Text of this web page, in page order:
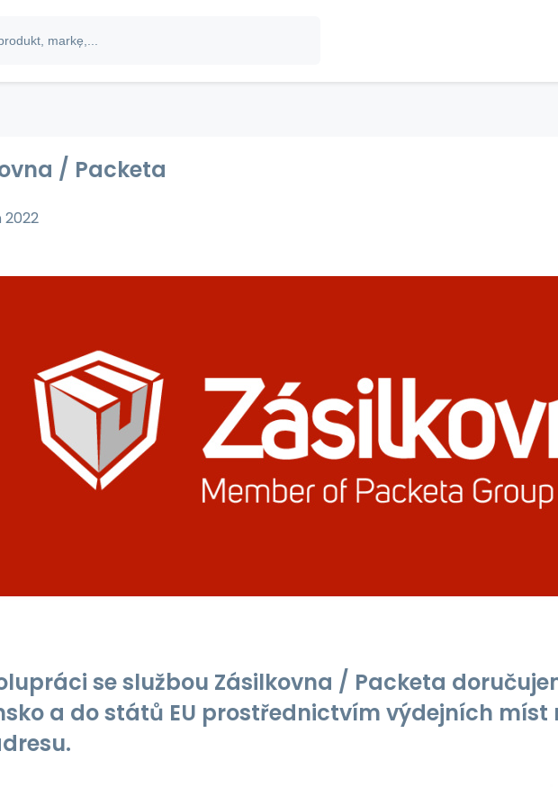
/ Packeta
2022
se službou Zásilkovna / Packeta
a do států EU prostřednictvím výdejních míst